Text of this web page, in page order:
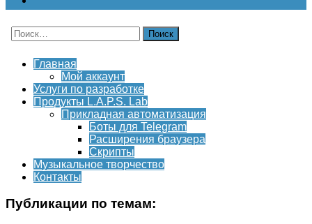
Найти:
Главная
Мой аккаунт
Услуги по разработке
Продукты L.A.P.S. Lab
Прикладная автоматизация
Боты для Telegram
Расширения браузера
Скрипты
Музыкальное творчество
Контакты
Публикации по темам: